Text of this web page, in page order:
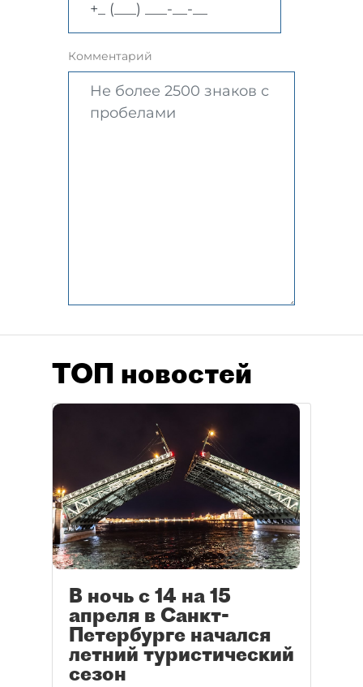
Комментарий
ТОП новостей
В ночь с 14 на 15
апреля в Санкт-
Петербурге начался
летний туристический
сезон